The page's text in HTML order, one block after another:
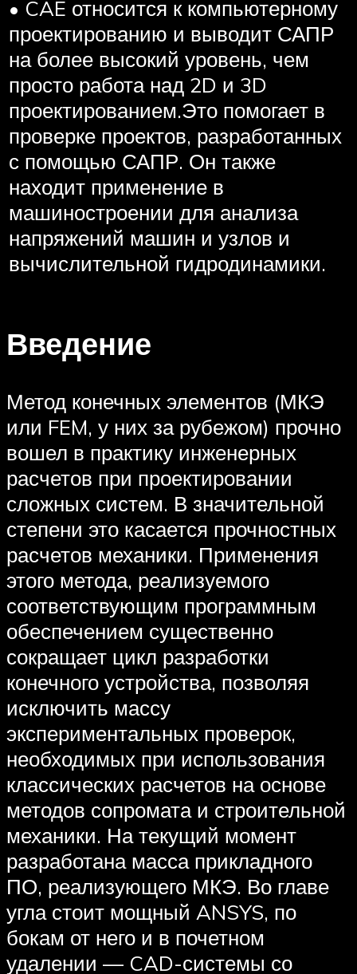
• CAE относится к компьютерному
проектированию и выводит САПР
на более высокий уровень, чем
просто работа над 2D и 3D
проектированием.Это помогает в
проверке проектов, разработанных
с помощью САПР. Он также
находит применение в
машиностроении для анализа
напряжений машин и узлов и
вычислительной гидродинамики.
Введение
Метод конечных элементов (МКЭ
или FEM, у них за рубежом) прочно
вошел в практику инженерных
расчетов при проектировании
сложных систем. В значительной
степени это касается прочностных
расчетов механики. Применения
этого метода, реализуемого
соответствующим программным
обеспечением существенно
сокращает цикл разработки
конечного устройства, позволяя
исключить массу
экспериментальных проверок,
необходимых при использования
классических расчетов на основе
методов сопромата и строительной
механики. На текущий момент
разработана масса прикладного
ПО, реализующего МКЭ. Во главе
угла стоит мощный ANSYS, по
бокам от него и в почетном
удалении — CAD-системы со